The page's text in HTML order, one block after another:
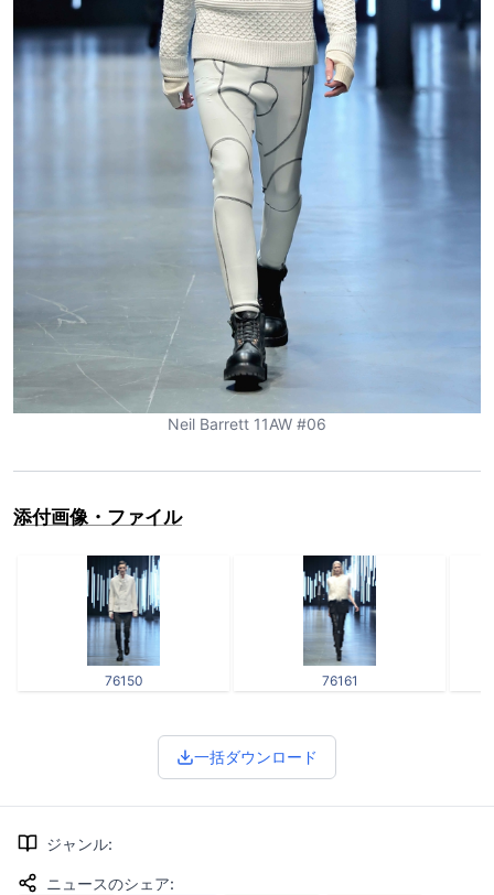
Neil Barrett 11AW #06
添付画像・ファイル
76150 76161
一括ダウンロード
ジャンル:
ニュースのシェア: